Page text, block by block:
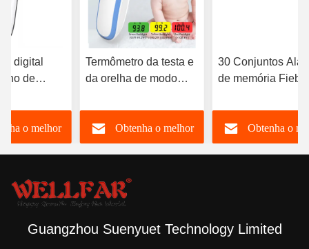
digital
de
o melhor
Termômetro da testa e
da orelha de modo
higiênico, para
varredura da febre
Obtenha o melhor
30 Conjuntos
de memória
Termômetro 3 -
Obtenha o
Guangzhou Suenyuet Technology Limited